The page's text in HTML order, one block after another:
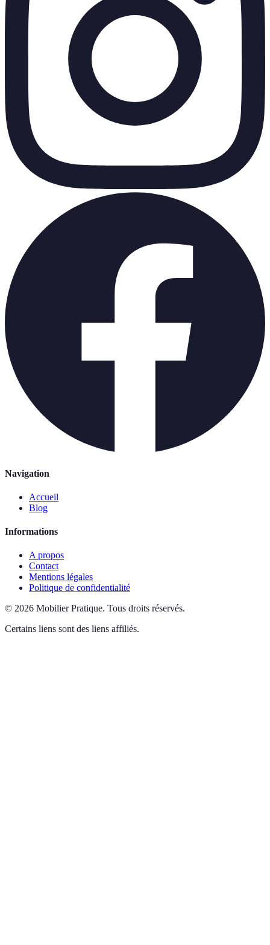
Navigation
Accueil
Blog
Informations
A propos
Contact
Mentions légales
Politique de confidentialité
© 2026 Mobilier Pratique. Tous droits réservés.
Certains liens sont des liens affiliés.